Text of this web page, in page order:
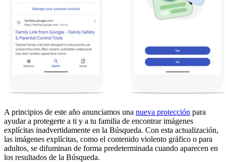
A principios de este año anunciamos una nueva protección para
ayudar a protegerte a ti y a tu familia de encontrar imágenes
explícitas inadvertidamente en la Búsqueda. Con esta actualización,
las imágenes explícitas, como el contenido violento gráfico o para
adultos, se difuminan de forma predeterminada cuando aparecen en
los resultados de la Búsqueda.